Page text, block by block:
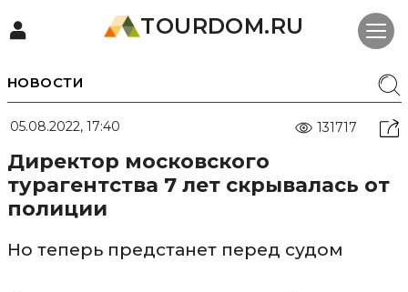
TOURDOM.RU
НОВОСТИ
05.08.2022, 17:40 131717
Директор московского
турагентства 7 лет скрывалась от
полиции
Но теперь предстанет перед судом